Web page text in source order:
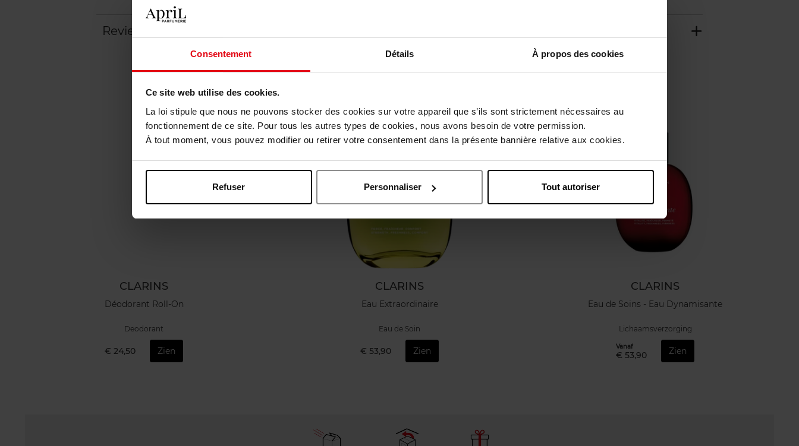
Consentement Détails À propos des cookies
Ce site web utilise des cookies.
La loi stipule que nous ne pouvons stocker des cookies sur votre appareil que s’ils sont strictement nécessaires au
fonctionnement de ce site. Pour tous les autres types de cookies, nous avons besoin de votre permission.
À tout moment, vous pouvez modifier ou retirer votre consentement dans la présente bannière relative aux cookies.
Refuser Personnaliser Tout autoriser
Review
Nog iets vergeten ?
CLARINS
Déodorant Roll-On
Deodorant
€ 24,50 Zien
Nieuw
CLARINS
Eau Extraordinaire
Eau de Soin
€ 53,90 Zien
CLARINS
Eau de Soins - Eau Dynamisante
Lichaamsverzorging
Vanaf
€ 53,90 Zien